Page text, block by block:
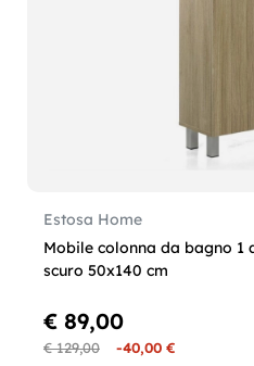
Estosa Home
Mobile colonna da bagno 1
scuro 50x140 cm
€ 129,00 -40,00 €
€ 89,00